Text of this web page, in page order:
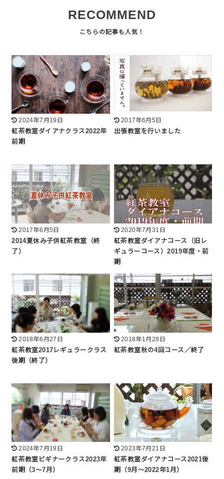
RECOMMEND
2024年7月19日
紅茶教室ダイアナクラス2022年
前期
2017年6月5日
出張教室を行いました
2017年6月5日
2014夏休み子供紅茶教室（終
了）
2020年7月31日
紅茶教室ダイアナコース（旧レ
ギュラーコース）2019年度・前
期
2018年6月27日
紅茶教室2017レギュラークラス
後期（終了）
2018年1月28日
紅茶教室秋の4回コース／終了
2024年7月19日
紅茶教室ビギナークラス2023年
前期（3～7月）
2023年7月21日
紅茶教室ダイアナコース2021後
期（9月～2022年1月）